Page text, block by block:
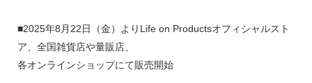
​■2025年8月22日（金）よりLife on Productsオフィシャルスト
ア、全国雑貨店や量販店、
各オンラインショップにて販売開始